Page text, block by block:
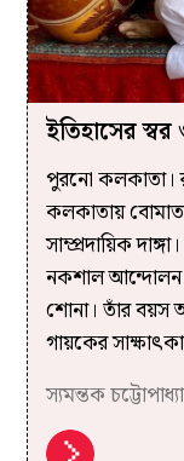
ইতিহাসের
পুরনো কলকাতা।
কলকাতায়
সাম্প্রদায়িক
নকশাল আন্দোলন।
শোনা। তাঁর
গায়কের
স্যমন্তক